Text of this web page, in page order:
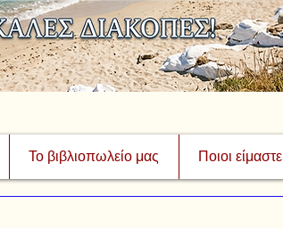
Το βιβλιοπωλείο μας Ποιοι είμαστε